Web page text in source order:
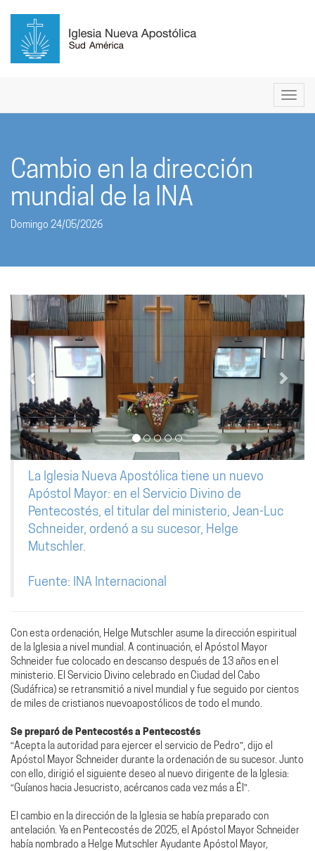
Cambio en la dirección
mundial de la INA
Domingo 24/05/2026
Anterior
La Iglesia Nueva Apostólica tiene un nuevo
Apóstol Mayor: en el Servicio Divino de
Pentecostés, el titular del ministerio, Jean-Luc
Schneider, ordenó a su sucesor, Helge
Mutschler.
Fuente: INA Internacional
Con esta ordenación, Helge Mutschler asume la dirección espiritual
de la Iglesia a nivel mundial. A continuación, el Apóstol Mayor
Schneider fue colocado en descanso después de 13 años en el
ministerio. El Servicio Divino celebrado en Ciudad del Cabo
(Sudáfrica) se retransmitió a nivel mundial y fue seguido por cientos
de miles de cristianos nuevoapostólicos de todo el mundo.
Se preparó de Pentecostés a Pentecostés
“Acepta la autoridad para ejercer el servicio de Pedro”, dijo el
Apóstol Mayor Schneider durante la ordenación de su sucesor. Junto
con ello, dirigió el siguiente deseo al nuevo dirigente de la Iglesia:
“Guíanos hacia Jesucristo, acércanos cada vez más a Él”.
El cambio en la dirección de la Iglesia se había preparado con
antelación. Ya en Pentecostés de 2025, el Apóstol Mayor Schneider
había nombrado a Helge Mutschler Ayudante Apóstol Mayor,